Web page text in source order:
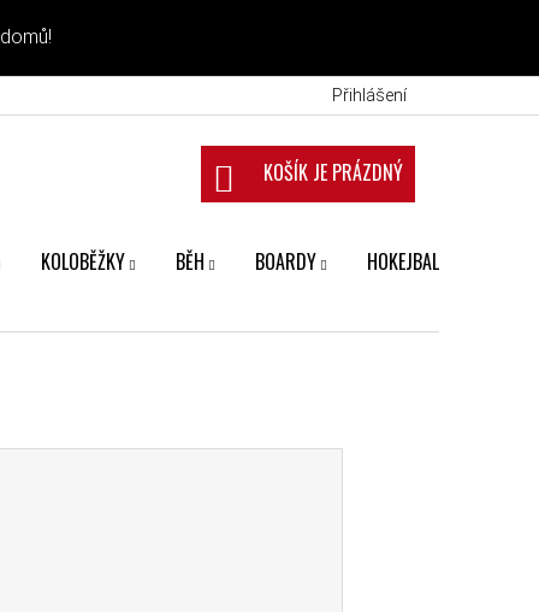
Přihlášení
NÁKUPNÍ KOŠÍK
KOLOBĚŽKY BĚH BOARDY HOKEJBAL